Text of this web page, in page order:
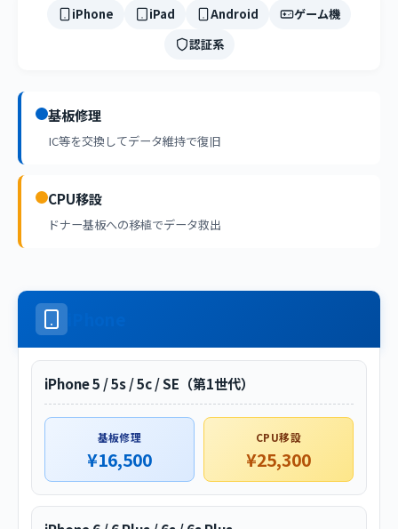
iPhone iPad Android
ゲーム機
認証系
基板修理
IC等を交換してデータ維持で復旧
CPU移設
ドナー基板への移植でデータ救出
iPhone 5 / 5s / 5c / SE（第1世代）
基板修理
¥16,500
CPU移設
¥25,300